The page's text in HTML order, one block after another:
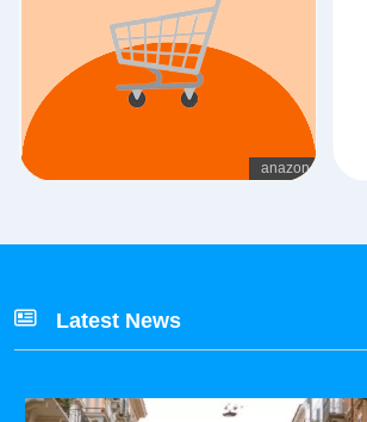
Latest News